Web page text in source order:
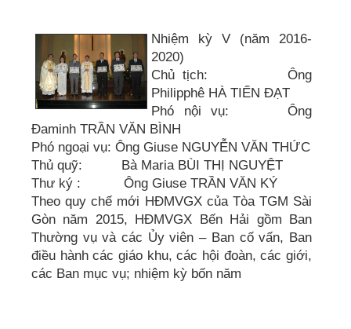
Nhiệm kỳ V (năm 2016-
2020)
Chủ tịch: Ông
Philipphê HÀ TIẾN ĐẠT
Phó nội vụ: Ông
Đaminh TRẦN VĂN BÌNH
Phó ngoại vụ: Ông Giuse NGUYỄN VĂN THỨC
Thủ quỹ: Bà Maria BÙI THỊ NGUYỆT
Thư ký : Ông Giuse TRẦN VĂN KÝ
Theo quy chế mới HĐMVGX của Tòa TGM Sài
Gòn năm 2015, HĐMVGX Bến Hải gồm Ban
Thường vụ và các Ủy viên – Ban cố vấn, Ban
điều hành các giáo khu, các hội đoàn, các giới,
các Ban mục vụ; nhiệm kỳ bốn năm